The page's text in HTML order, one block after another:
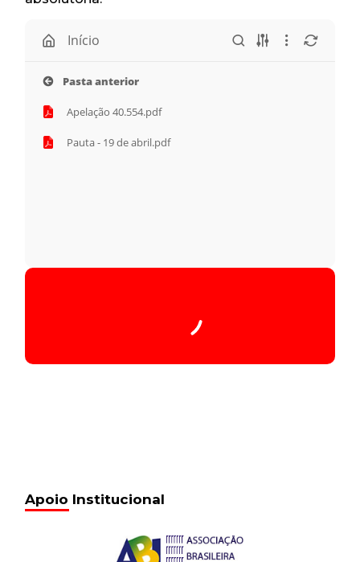
Início
Pasta anterior
Apelação 40.554.pdf
Pauta - 19 de abril.pdf
Tocador